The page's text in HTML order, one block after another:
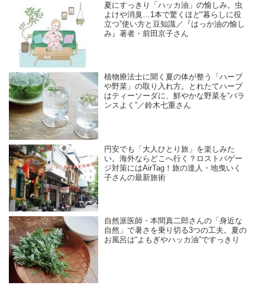
夏にすっきり「ハッカ油」の愉しみ。虫
よけや消臭…1本で驚くほど“暮らしに役
立つ”使い方と豆知識／『はっか油の愉し
み』著者・前田京子さん
植物療法士に聞く夏の体が整う「ハーブ
や野菜」の取り入れ方。とれたてハーブ
はティーソーダに、鮮やかな野菜を“バラ
ンスよく”／鈴木七重さん
円安でも「大人ひとり旅」を楽しみた
い。海外ならどこへ行く？ロストバゲー
ジ対策にはAirTag！旅の達人・地曳いく
子さんの最新旅術
自然派医師・本間真二郎さんの「身近な
自然」で暑さを乗り切る3つの工夫。夏の
お風呂は“よもぎやハッカ油”ですっきり